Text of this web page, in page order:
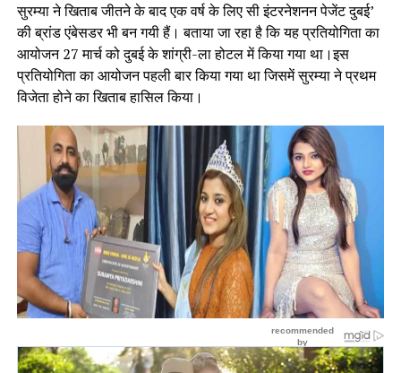
सुरम्या ने खिताब जीतने के बाद एक वर्ष के लिए सी इंटरनेशनन पेजेंट दुबई’
की ब्रांड एंबेसडर भी बन गयी हैं। बताया जा रहा है कि यह प्रतियोगिता का
आयोजन 27 मार्च को दुबई के शांग्री-ला होटल में किया गया था।इस
प्रतियोगिता का आयोजन पहली बार किया गया था जिसमें सुरम्या ने प्रथम
विजेता होने का खिताब हासिल किया।